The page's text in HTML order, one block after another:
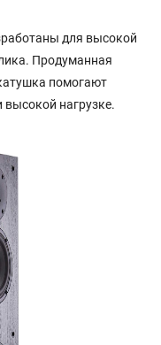
для высокой
Продуманная
помогают
нагрузке.